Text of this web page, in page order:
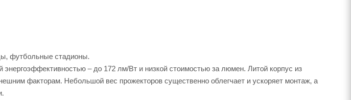
футбольные стадионы.
– до 172 лм/Вт и низкой стоимостью за люмен. Литой корпус из
факторам. Небольшой вес прожекторов существенно облегчает и ускоряет монтаж, а